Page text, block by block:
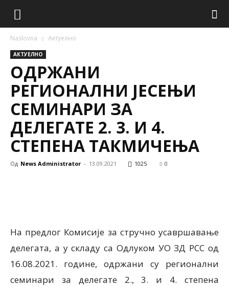
Naslovna Aктуелно
AКТУЕЛНО
OДРЖАНИ
РЕГИОНАЛНИ ЈЕСЕЊИ
СЕМИНАРИ ЗА
ДЕЛЕГАТЕ 2. 3. И 4.
СТЕПЕНА ТАКМИЧЕЊА
Од News Administrator - 13.09.2021 1025 0
На предлог Комисије за стручно усавршавање
делегата, а у складу са Одлуком УО ЗД РСС од
16.08.2021. године, одржани су регионални
семинари за делегате 2., 3. и 4. степена